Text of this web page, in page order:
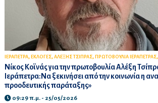
ΙΕΡΑΠΕΤΡΑ, ΕΚΛΟΓΕΣ, ΑΛΕΞΗΣ ΤΣΙΠΡΑΣ, ΠΡΩΤΟΒΟΥΛΙΑ ΙΕΡΑΠΕΤΡΑΣ,
Νίκος Κοϊνάς για την πρωτοβουλία Αλέξη
Ιεράπετρα:Να ξεκινήσει από την κοινωνία η
προοδευτικής παράταξης»
09:29 π.μ. - 25/05/2026